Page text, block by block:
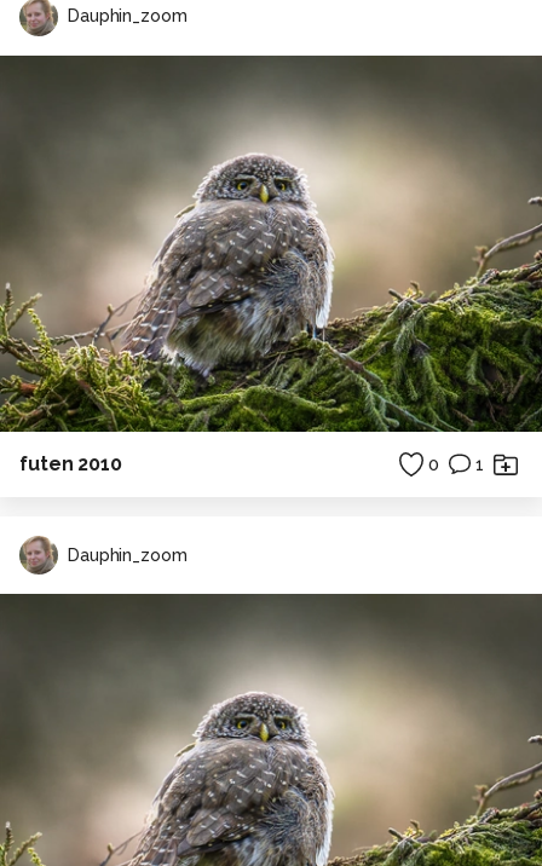
Dauphin_zoom
futen 2010 0 1
Dauphin_zoom